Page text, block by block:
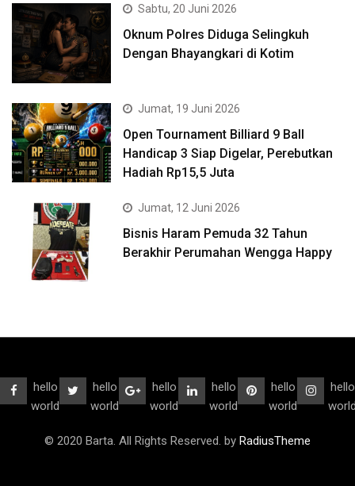
Sabtu, 20 Juni 2026
Oknum Polres Diduga Selingkuh
Dengan Bhayangkari di Kotim
Jumat, 19 Juni 2026
Open Tournament Billiard 9 Ball
Handicap 3 Siap Digelar, Perebutkan
Hadiah Rp15,5 Juta
Jumat, 12 Juni 2026
Bisnis Haram Pemuda 32 Tahun
Berakhir Perumahan Wengga Happy
hello
world
hello
world
hello
world
hello
world
hello
world
hello
© 2020 Barta. All Rights Reserved. by RadiusTheme